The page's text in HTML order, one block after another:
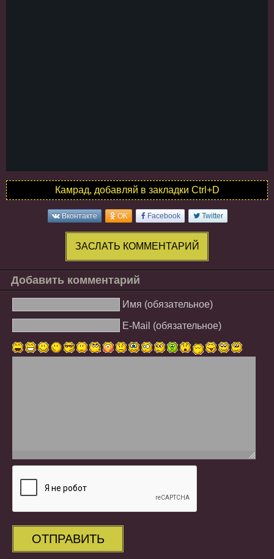
Камрад, добавляй в закладки Ctrl+D
Вконтакте OK Facebook Twitter
ЗАСЛАТЬ КОММЕНТАРИЙ
Добавить комментарий
Имя (обязательное)
E-Mail (обязательное)
ОТПРАВИТЬ